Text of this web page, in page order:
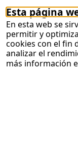
Esta página
En esta web se
permitir y
cookies con el fin
analizar el
más información